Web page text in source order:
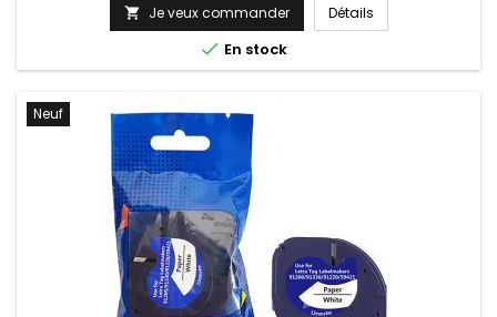
 Je veux commander Détails
 En stock
Neuf